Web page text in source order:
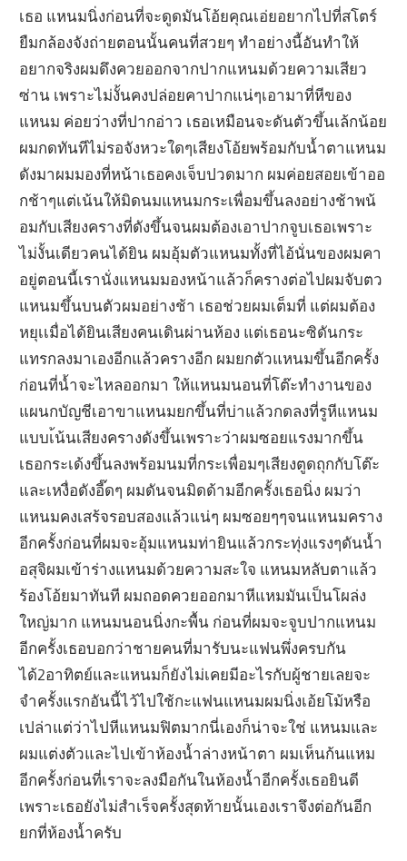
เธอ แหนมนิ่งก่อนที่จะดูดมันโอ้ยคุณเอ่ยอยากไปที่สโตร์
ยืมกล้องจังถ่ายตอนนั้นคนที่สวยๆ ทำอย่างนี้อันทำให้
อยากจริงผมดึงควยออกจากปากแหนมด้วยความเสียว
ซ่าน เพราะไม่งั้นคงปล่อยคาปากแน่ๆเอามาที่หีของ
แหนม ค่อยว่างที่ปากอ่าว เธอเหมือนจะดันตัวขึ้นเล้กน้อย
ผมกดทันทีไม่รอจังหวะใดๆเสียงโอ้ยพร้อมกับน้ำตาแหนม
ดังมาผมมองที่หน้าเธอคงเจ็บปวดมาก ผมค่อยสอยเข้าออ
กช้าๆแต่เน้นให้มิดนมแหนมกระเพื่อมขึ้นลงอย่างช้าพน้
อมกับเสียงครางที่ดังขึ้นจนผมต้องเอาปากจูบเธอเพราะ
ไม่งั้นเดียวคนได้ยิน ผมอุ้มตัวแหนมทั้งที่ไอ้นั่นของผมคา
อยู่ตอนนี้เรานั่งแหนมมองหน้าแล้วก็ครางต่อไปผมจับตว
แหนมขึ้นบนตัวผมอย่างช้า เธอช่วยผมเต็มที่ แต่ผมต้อง
หยุเเมื่อได้ยินเสียงคนเดินผ่านห้อง แต่เธอนะซิดันกระ
แทรกลงมาเองอีกแล้วครางอีก ผมยกตัวแหนมขึ้นอีกครั้ง
ก่อนที่น้ำจะไหลออกมา ให้แหนมนอนที่โต๊ะทำงานของ
แผนกบัญชีเอาขาแหนมยกขึ้นที่บ่าแล้วกดลงที่รูหีแหนม
แบบเ้น้นเสียงครางดังขึ้นเพราะว่าผมซอยแรงมากขึ้น
เธอกระเด้งขึ้นลงพร้อมนมที่กระเพื่อมๆเสียงตูดถุกกับโต๊ะ
และเหงื่อดังอี๊ดๆ ผมดันจนมิดด้ามอีกครั้งเธอนิ่ง ผมว่า
แหนมคงเสร้จรอบสองแล้วแน่ๆ ผมซอยๆๆจนแหนมคราง
อีกครั้งก่อนที่ผมจะอุ้มแหนมท่ายินแล้วกระทุ่งแรงๆดันน้ำ
อสุจิผมเข้าร่างแหนมด้วยความสะใจ แหนมหลับตาแล้ว
ร้องโอ้ยมาทันที ผมถอดควยออกมาหีแหมมันเป็นโผล่ง
ใหญ่มาก แหนมนอนนิ่งกะพื้น ก่อนที่ผมจะจูบปากแหนม
อีกครั้งเธอบอกว่าชายคนที่มารับนะแฟนพึ่งครบกัน
ได้2อาทิตย์และแหนมก็ยังไม่เคยมีอะไรกับผู้ชายเลยจะ
จำครั้งแรกอันนี้ไว้ไปใช้กะแฟนแหนมผมนิ่งเอ้ยโม้หรือ
เปล่าแต่ว่าไปหีแหนมฟิตมากนี่เองก็น่าจะใช่ แหนมและ
ผมแต่งตัวและไปเข้าห้องน้ำล่างหน้าตา ผมเห็นก้นแหม
อีกครั้งก่อนที่เราจะลงมือกันในห้องน้ำอีกครั้งเธอยินดี
เพราะเธอยังไม่สำเร็จครั้งสุดท้ายนั้นเองเราจึงต่อกันอีก
ยกที่ห้องน้ำครับ